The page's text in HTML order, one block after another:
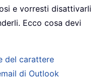
e vorresti disattivarli
Ecco cosa devi
del carattere
di Outlook